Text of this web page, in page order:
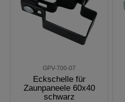
GPV-700-07
Eckschelle für
Zaunpaneele 60x40
schwarz